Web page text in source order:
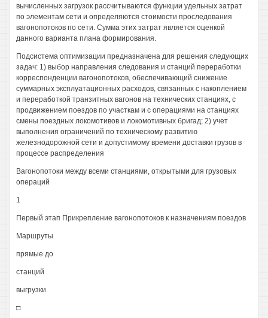
вычисленных загрузок рассчитываются функции удельных затрат
по элементам сети и определяются стоимости проследования
вагонопотоков по сети. Сумма этих затрат является оценкой
данного варианта плана формирования.
Подсистема оптимизации предназначена для решения следующих
задач: 1) выбор направления следования и станций переработки
корреспонденции вагонопотоков, обеспечивающий снижение
суммарных эксплуатационных расходов, связанных с накоплением
и переработкой транзитных вагонов на технических станциях, с
продвижением поездов по участкам и с операциями на станциях
смены поездных локомотивов и локомотивных бригад; 2) учет
выполнения ограничений по техническому развитию
железнодорожной сети и допустимому времени доставки грузов в
процессе распределения
Вагонопотоки между всеми станциями, открытыми для грузовых
операций
1
Первый этап Прикрепление вагонопотоков к назначениям поездов
Маршруты
прямые до
станций
выгрузки
□